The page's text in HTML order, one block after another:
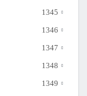
1345
1346
1347
1348
1349